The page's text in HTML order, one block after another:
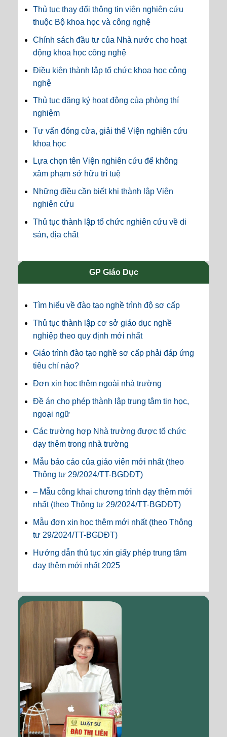
Thủ tục thay đổi thông tin viện nghiên cứu
thuộc Bộ khoa học và công nghệ
Chính sách đầu tư của Nhà nước cho hoạt
động khoa học công nghệ
Điều kiện thành lập tổ chức khoa học công
nghệ
Thủ tục đăng ký hoạt động của phòng thí
nghiệm
Tư vấn đóng cửa, giải thể Viện nghiên cứu
khoa học
Lựa chọn tên Viện nghiên cứu để không
xâm phạm sở hữu trí tuệ
Những điều cần biết khi thành lập Viện
nghiên cứu
Thủ tục thành lập tổ chức nghiên cứu về di
sản, địa chất
GP Giáo Dục
Tìm hiểu về đào tạo nghề trình độ sơ cấp
Thủ tục thành lập cơ sở giáo dục nghề
nghiệp theo quy định mới nhất
Giáo trình đào tạo nghề sơ cấp phải đáp ứng
tiêu chí nào?
Đơn xin học thêm ngoài nhà trường
Đề án cho phép thành lập trung tâm tin học,
ngoại ngữ
Các trường hợp Nhà trường được tổ chức
dạy thêm trong nhà trường
Mẫu báo cáo của giáo viên mới nhất (theo
Thông tư 29/2024/TT-BGDĐT)
– Mẫu công khai chương trình dạy thêm mới
nhất (theo Thông tư 29/2024/TT-BGDĐT)
Mẫu đơn xin học thêm mới nhất (theo Thông
tư 29/2024/TT-BGDĐT)
Hướng dẫn thủ tục xin giấy phép trung tâm
dạy thêm mới nhất 2025